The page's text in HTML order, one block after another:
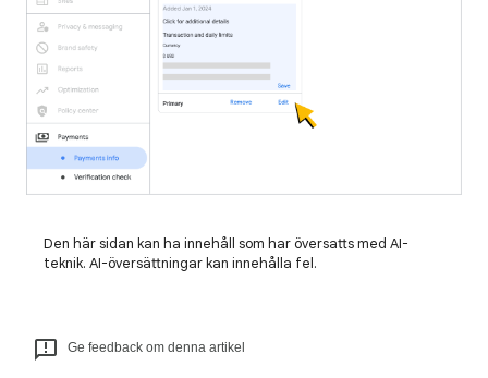
Den här sidan kan ha innehåll som har översatts med AI-
teknik. AI-översättningar kan innehålla fel.
Ge feedback om denna artikel